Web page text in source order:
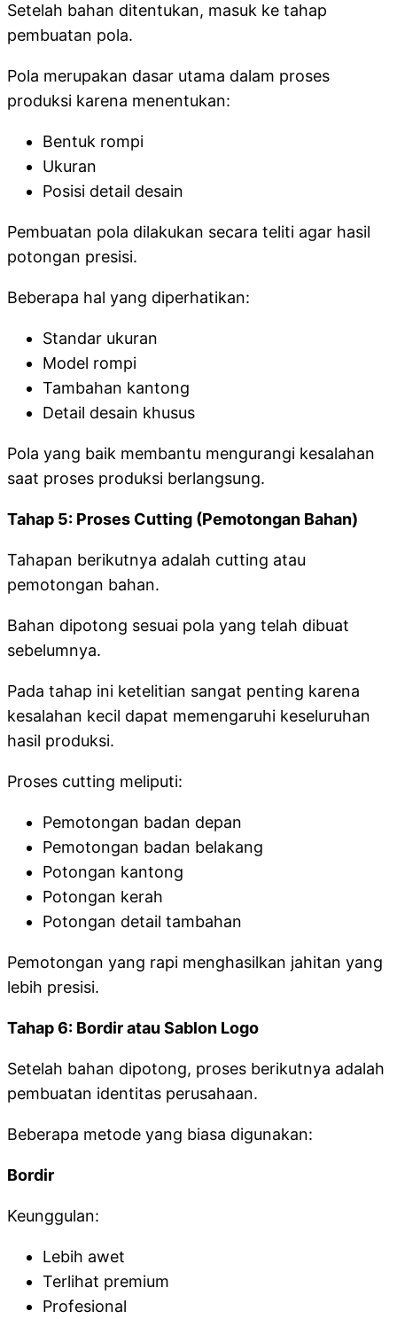
Setelah bahan ditentukan, masuk ke tahap
pembuatan pola.
Pola merupakan dasar utama dalam proses
produksi karena menentukan:
Bentuk rompi
Ukuran
Posisi detail desain
Pembuatan pola dilakukan secara teliti agar hasil
potongan presisi.
Beberapa hal yang diperhatikan:
Standar ukuran
Model rompi
Tambahan kantong
Detail desain khusus
Pola yang baik membantu mengurangi kesalahan
saat proses produksi berlangsung.
Tahap 5: Proses Cutting (Pemotongan Bahan)
Tahapan berikutnya adalah cutting atau
pemotongan bahan.
Bahan dipotong sesuai pola yang telah dibuat
sebelumnya.
Pada tahap ini ketelitian sangat penting karena
kesalahan kecil dapat memengaruhi keseluruhan
hasil produksi.
Proses cutting meliputi:
Pemotongan badan depan
Pemotongan badan belakang
Potongan kantong
Potongan kerah
Potongan detail tambahan
Pemotongan yang rapi menghasilkan jahitan yang
lebih presisi.
Tahap 6: Bordir atau Sablon Logo
Setelah bahan dipotong, proses berikutnya adalah
pembuatan identitas perusahaan.
Beberapa metode yang biasa digunakan:
Bordir
Keunggulan:
Lebih awet
Terlihat premium
Profesional